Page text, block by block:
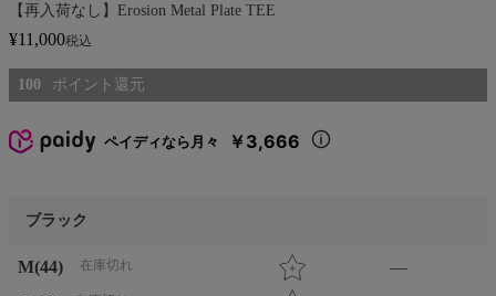
【再入荷なし】Erosion Metal Plate TEE
¥11,000税込
100
ペイディなら月々 ￥3,666
ブラック
M(44) 在庫切れ
—